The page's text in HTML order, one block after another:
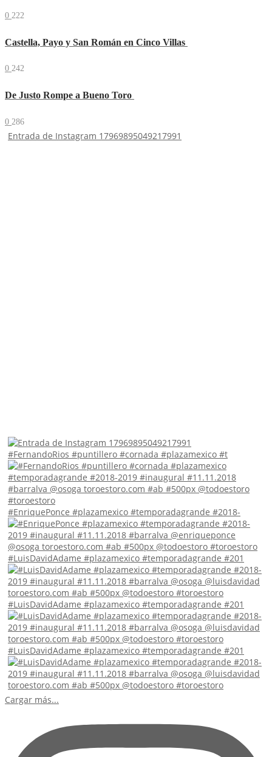
0 222
Castella, Payo y San Román en Cinco Villas
0 242
De Justo Rompe a Bueno Toro
0 286
Entrada de Instagram 17969895049217991
#FernandoRios #puntillero #cornada #plazamexico #t
#EnriquePonce #plazamexico #temporadagrande #2018-
#LuisDavidAdame #plazamexico #temporadagrande #201
#LuisDavidAdame #plazamexico #temporadagrande #201
#LuisDavidAdame #plazamexico #temporadagrande #201
Cargar más...